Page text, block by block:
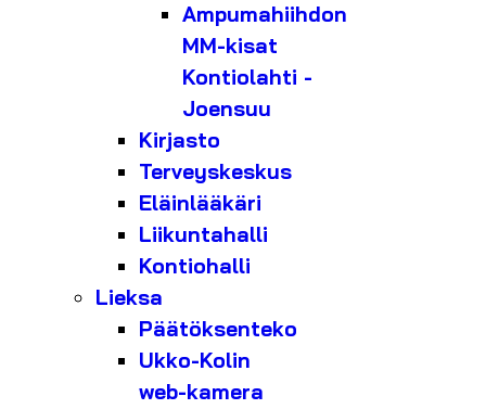
Ampumahiihdon
MM-kisat
Kontiolahti -
Joensuu
Kirjasto
Terveyskeskus
Eläinlääkäri
Liikuntahalli
Kontiohalli
Lieksa
Päätöksenteko
Ukko-Kolin
web-kamera